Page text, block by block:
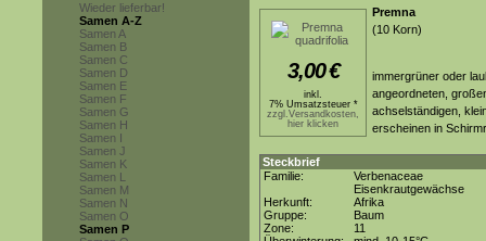
Wieder lieferbar!
Samen A-Z
Samen A
Samen B
Samen C
Samen D
Samen E
Samen F
Samen G
Samen H
Samen I
Samen J
Samen K
Samen L
Samen M
Samen N
Samen O
Samen P
3,00€
inkl.
7% Umsatzsteuer *
zzgl.Versandkosten,
hier klicken
Premna
(10 Korn)
immergrüner oder
angeordneten,
achselständigen,
erscheinen in
Steckbrief
Familie:
Verbenaceae
Eisenkrautgewächse
Herkunft:
Afrika
Gruppe:
Baum
Zone:
11